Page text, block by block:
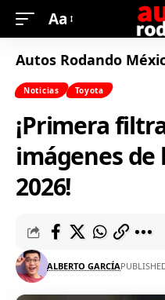
Aa
Autos Rodando
Noticias Toyota
¡Primera
imágenes de
2026!
ALBERTO GARCÍA